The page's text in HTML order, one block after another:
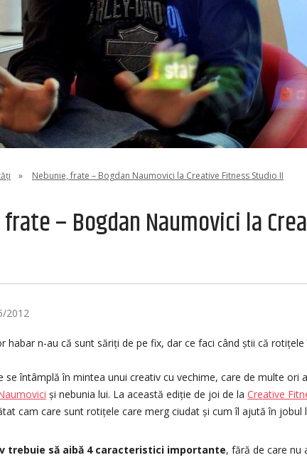
» Nebunie, frate – Bogdan Naumovici la Creative Fitness Studio II
– Bogdan Naumovici la
2012
habar n-au că sunt săriți de pe fix, dar ce faci când știi că
se întâmplă în mintea unui creativ cu vechime, care de multe ori
și nebunia lui. La această ediție de joi de la Creative
cam care sunt rotițele care merg ciudat și cum îl ajută în jobul
trebuie să aibă 4 caracteristici importante, fără de care nu